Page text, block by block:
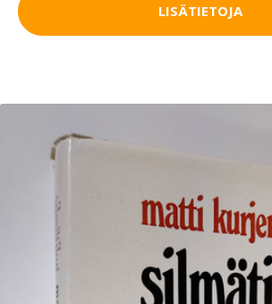
LISÄTIETOJA